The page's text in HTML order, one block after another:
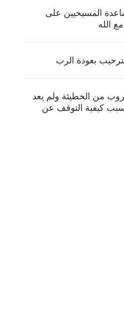
المسيحيين على
الله
بعودة الرب
من الخطيئة ولم يعد
كيفية التوقف عن